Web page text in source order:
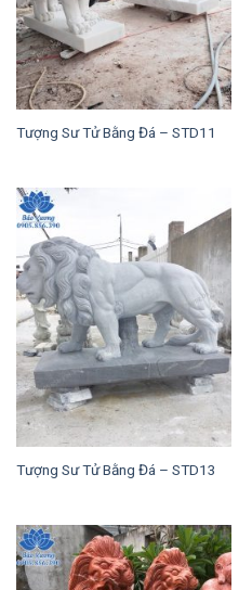
Tượng Sư Tử Bằng Đá – STD11
Tượng Sư Tử Bằng Đá – STD13